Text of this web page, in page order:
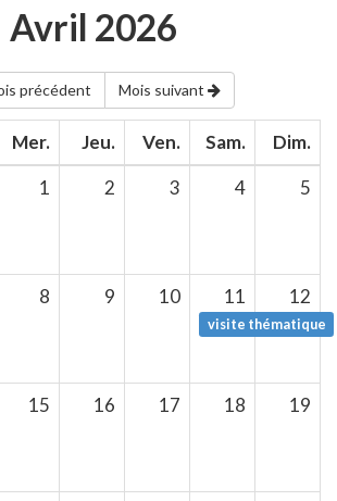
Avril 2026
précédent Mois suivant
Mer. Jeu. Ven. Sam.
Dim.
1 2 3 4 5
8 9 10 11
visite thématique
12
15 16 17 18 19